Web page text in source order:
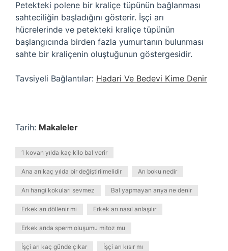
Petekteki polene bir kraliçe tüpünün bağlanması
sahteciliğin başladığını gösterir. İşçi arı
hücrelerinde ve petekteki kraliçe tüpünün
başlangıcında birden fazla yumurtanın bulunması
sahte bir kraliçenin oluştuğunun göstergesidir.
Tavsiyeli Bağlantılar: Hadari Ve Bedevi Kime Denir
Tarih: Makaleler
1 kovan yılda kaç kilo bal verir
Ana arı kaç yılda bir değiştirilmelidir Arı boku nedir
Arı hangi kokuları sevmez Bal yapmayan arıya ne denir
Erkek arı döllenir mi Erkek arı nasıl anlaşılır
Erkek arıda sperm oluşumu mitoz mu
İşçi arı kaç günde çıkar İşçi arı kısır mı